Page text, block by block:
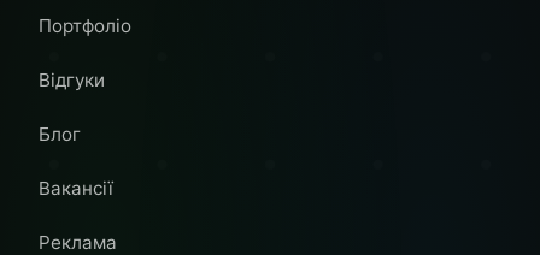
Портфоліо
Відгуки
Блог
Вакансії
Реклама